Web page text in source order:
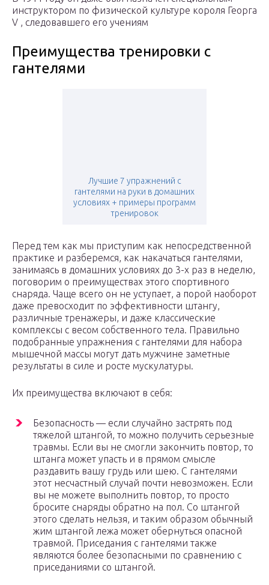
инструктором по физической культуре короля Георга
V , следовавшего его учениям
Преимущества тренировки с
гантелями
Лучшие 7 упражнений с
гантелями на руки в домашних
условиях + примеры программ
тренировок
Перед тем как мы приступим как непосредственной
практике и разберемся, как накачаться гантелями,
занимаясь в домашних условиях до 3-х раз в неделю,
поговорим о преимуществах этого спортивного
снаряда. Чаще всего он не уступает, а порой наоборот
даже превосходит по эффективности штангу,
различные тренажеры, и даже классические
комплексы с весом собственного тела. Правильно
подобранные упражнения с гантелями для набора
мышечной массы могут дать мужчине заметные
результаты в силе и росте мускулатуры.
Их преимущества включают в себя:
Безопасность — если случайно застрять под
тяжелой штангой, то можно получить серьезные
травмы. Если вы не смогли закончить повтор, то
штанга может упасть и в прямом смысле
раздавить вашу грудь или шею. С гантелями
этот несчастный случай почти невозможен. Если
вы не можете выполнить повтор, то просто
бросите снаряды обратно на пол. Со штангой
этого сделать нельзя, и таким образом обычный
жим штангой лежа может обернуться опасной
травмой. Приседания с гантелями также
являются более безопасными по сравнению с
приседаниями со штангой.